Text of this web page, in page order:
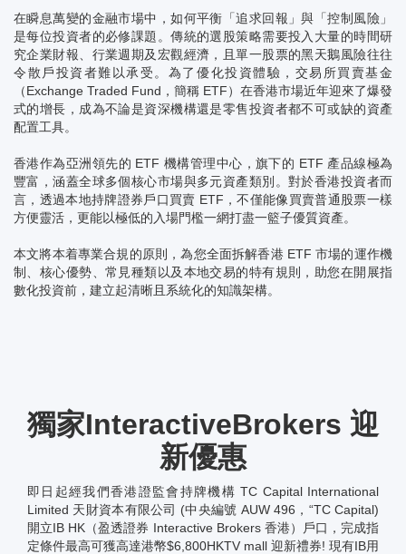
在瞬息萬變的金融市場中，如何平衡「追求回報」與「控制風險」
是每位投資者的必修課題。傳統的選股策略需要投入大量的時間研
究企業財報、行業週期及宏觀經濟，且單一股票的黑天鵝風險往往
令散戶投資者難以承受。為了優化投資體驗，交易所買賣基金
（Exchange Traded Fund，簡稱 ETF）在香港市場近年迎來了爆發
式的增長，成為不論是資深機構還是零售投資者都不可或缺的資產
配置工具。
香港作為亞洲領先的 ETF 機構管理中心，旗下的 ETF 產品線極為
豐富，涵蓋全球多個核心市場與多元資產類別。對於香港投資者而
言，透過本地持牌證券戶口買賣 ETF，不僅能像買賣普通股票一樣
方便靈活，更能以極低的入場門檻一網打盡一籃子優質資產。
本文將本着專業合規的原則，為您全面拆解香港 ETF 市場的運作機
制、核心優勢、常見種類以及本地交易的特有規則，助您在開展指
數化投資前，建立起清晰且系統化的知識架構。
獨家InteractiveBrokers 迎
新優惠
即日起經我們香港證監會持牌機構 TC Capital International
Limited 天財資本有限公司 (中央編號 AUW 496，“TC Capital)
開立IB HK（盈透證券 Interactive Brokers 香港）戶口，完成指
定條件最高可獲高達港幣$6,800HKTV mall 迎新禮券! 現有IB用